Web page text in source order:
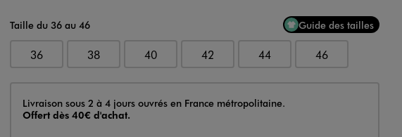
Taille du 36 au 46 Guide des tailles
36 38 40 42 44 46
Livraison
Livraison sous 2 à 4 jours ouvrés en France métropolitaine.
Offert dès 40€ d'achat.